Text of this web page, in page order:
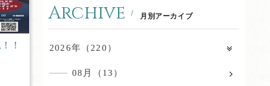
！
Archive 月別アーカイブ
2026年（220）
08月（13）